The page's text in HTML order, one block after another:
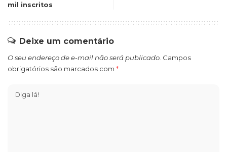
mil inscritos
Deixe um comentário
O seu endereço de e-mail não será publicado. Campos
obrigatórios são marcados com *